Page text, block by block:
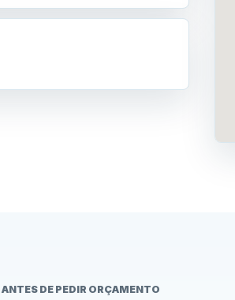
ANTES DE PEDIR ORÇAMENTO